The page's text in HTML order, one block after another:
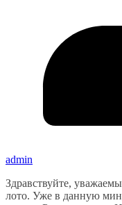
admin
Здравствуйте,
лото. Уже в данную